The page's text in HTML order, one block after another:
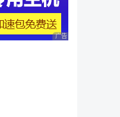
广告 商业广告，理性